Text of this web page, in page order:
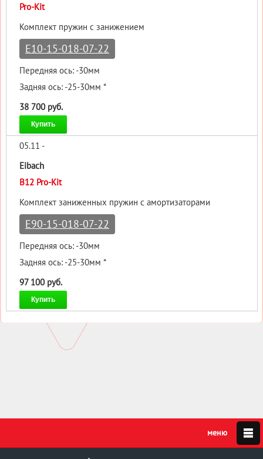
Pro-Kit
Комплект пружин с занижением
E10-15-018-07-22
Передняя ось: -30мм
Задняя ось: -25-30мм *
38 700 руб.
Купить
05.11 -
Eibach
B12 Pro-Kit
Комплект заниженных пружин с амортизаторами
E90-15-018-07-22
Передняя ось: -30мм
Задняя ось: -25-30мм *
97 100 руб.
Купить